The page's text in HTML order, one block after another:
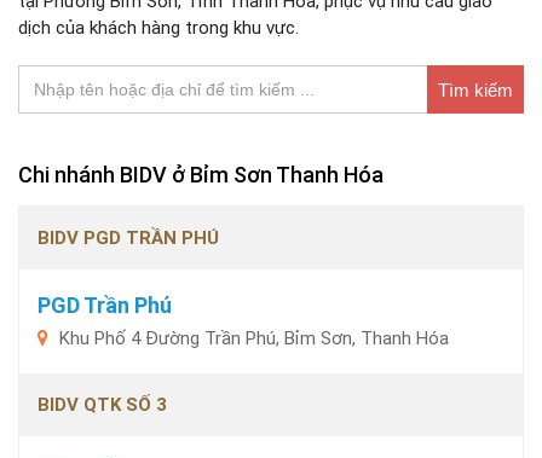
dịch của khách hàng trong khu vực.
Tìm kiếm
Chi nhánh BIDV ở Bỉm Sơn Thanh Hóa
BIDV PGD TRẦN PHÚ
PGD Trần Phú
Khu Phố 4 Đường Trần Phú, Bỉm Sơn, Thanh Hóa
BIDV QTK SỐ 3